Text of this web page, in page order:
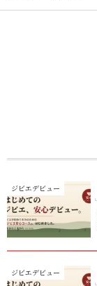
ジビエデビュー
ジビエデビュー